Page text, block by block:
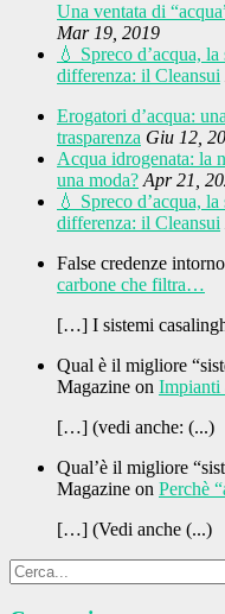
Una ventata di
Mar 19, 2019
💧 Spreco d’acqua,
differenza: il Cleansui
Erogatori d’acqua:
trasparenza Giu 12,
Acqua idrogenata: la
una moda? Apr 21,
💧 Spreco d’acqua,
differenza: il Cleansui
False credenze
carbone che filtra…
[…] I sistemi
Qual è il migliore
Magazine on Impianti
[…] (vedi anche: (...)
Qual’è il migliore
Magazine on Perchè
[…] (Vedi anche (...)